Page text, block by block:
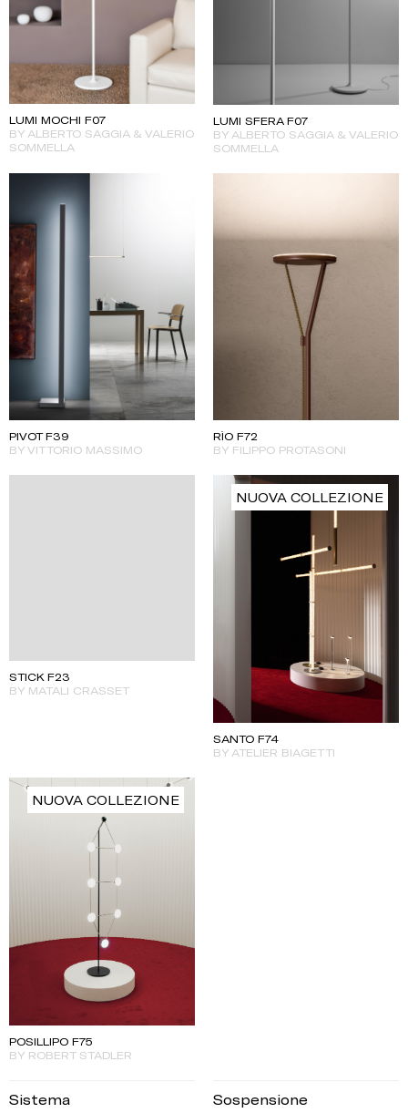
LUMI MOCHI F07
BY ALBERTO SAGGIA & VALERIO
SOMMELLA
LUMI SFERA F07
BY ALBERTO SAGGIA & VALERIO
SOMMELLA
PIVOT F39
BY VITTORIO MASSIMO
RÌO F72
BY FILIPPO PROTASONI
STICK F23
BY MATALI CRASSET
NUOVA COLLEZIONE
SANTO F74
BY ATELIER BIAGETTI
NUOVA COLLEZIONE
POSILLIPO F75
BY ROBERT STADLER
Sistema Sospensione